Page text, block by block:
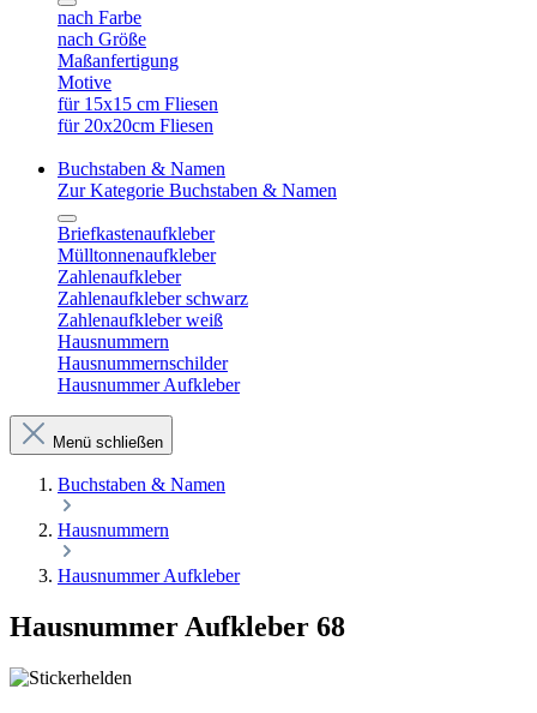
nach Farbe
nach Größe
Maßanfertigung
Motive
für 15x15 cm Fliesen
für 20x20cm Fliesen
Buchstaben & Namen
Zur Kategorie Buchstaben & Namen
Briefkastenaufkleber
Mülltonnenaufkleber
Zahlenaufkleber
Zahlenaufkleber schwarz
Zahlenaufkleber weiß
Hausnummern
Hausnummernschilder
Hausnummer Aufkleber
Menü schließen
Buchstaben & Namen
Hausnummern
Hausnummer Aufkleber
Hausnummer Aufkleber 68